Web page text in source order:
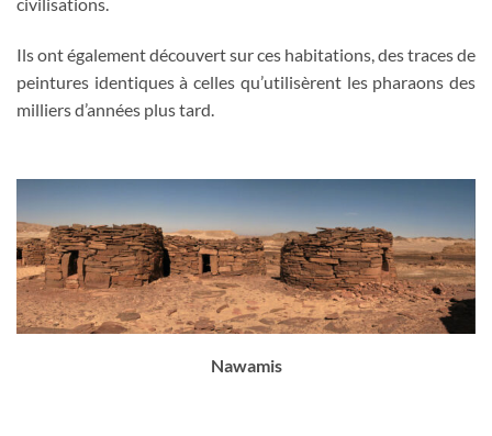
Ils ont également découvert sur ces habitations, des traces de
peintures identiques à celles qu’utilisèrent les pharaons des
milliers d’années plus tard.
Nawamis